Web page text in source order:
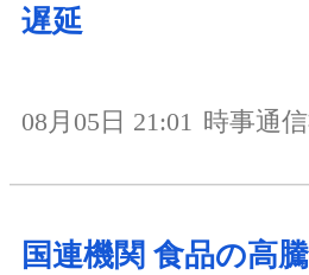
遅延
08月05日 21:01 時事通
国連機関 食品の高